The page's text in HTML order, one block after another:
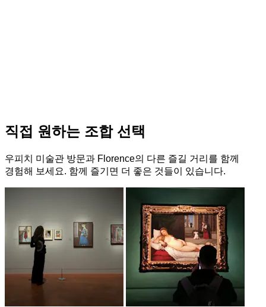
직접 원하는 조합 선택
우피치 미술관 방문과 Florence의 다른 즐길 거리를 함께
경험해 보세요. 함께 즐기면 더 좋은 것들이 있습니다.